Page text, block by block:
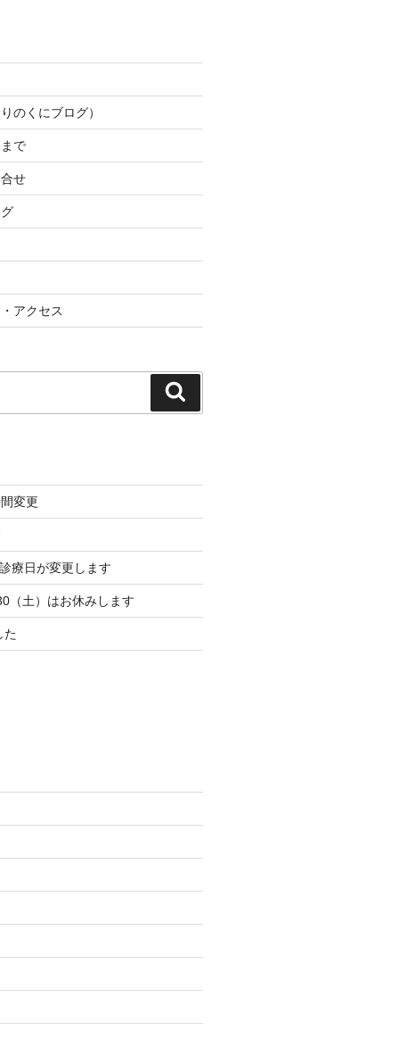
のくにブログ）
で
せ
アクセス
索
変更
療日が変更します
（土）はお休みします
た